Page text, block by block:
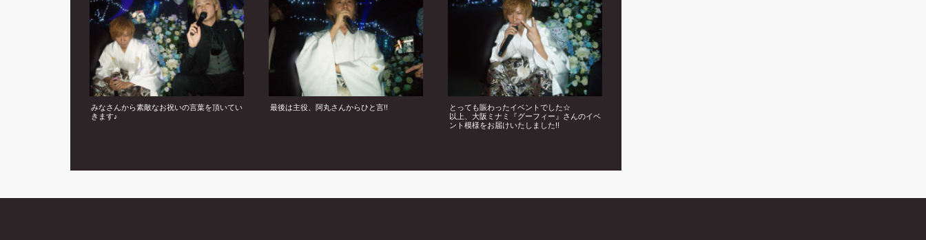
みなさんから素敵なお祝いの言葉を頂いてい
きます♪
最後は主役、阿丸さんからひと言!!
とっても賑わったイベントでした☆
以上、大阪ミナミ『グーフィー』さんのイベ
ント模様をお届けいたしました!!